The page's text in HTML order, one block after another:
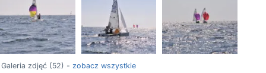
Galeria zdjęć (52) - zobacz wszystkie